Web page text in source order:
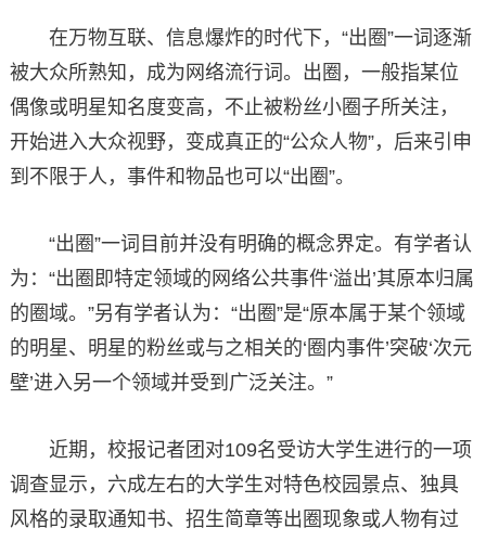
在万物互联、信息爆炸的时代下，“出圈”一词逐渐
被大众所熟知，成为网络流行词。出圈，一般指某位
偶像或明星知名度变高，不止被粉丝小圈子所关注，
开始进入大众视野，变成真正的“公众人物”，后来引申
到不限于人，事件和物品也可以“出圈”。
“出圈”一词目前并没有明确的概念界定。有学者认
为：“出圈即特定领域的网络公共事件‘溢出’其原本归属
的圈域。”另有学者认为：“出圈”是“原本属于某个领域
的明星、明星的粉丝或与之相关的‘圈内事件’突破‘次元
壁’进入另一个领域并受到广泛关注。”
近期，校报记者团对109名受访大学生进行的一项
调查显示，六成左右的大学生对特色校园景点、独具
风格的录取通知书、招生简章等出圈现象或人物有过